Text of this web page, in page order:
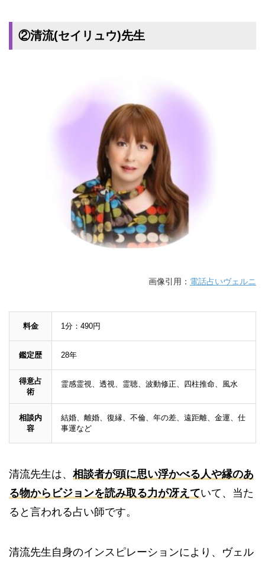
②清流(セイリュウ)先生
画像引用： 電話占いヴェルニ
料金 1分：490円
鑑定歴 28年
得意占
術
霊感霊視、透視、霊聴、波動修正、四柱推命、風水
相談内
容
結婚、離婚、復縁、不倫、年の差、遠距離、金運、仕
事運など
清流先生は、 相談者が頭に思い浮かべる人や縁のあ
る物からビジョンを読み取る力が冴えていて、当た
ると言われる占い師です。
清流先生自身のインスピレーションにより、ヴェル